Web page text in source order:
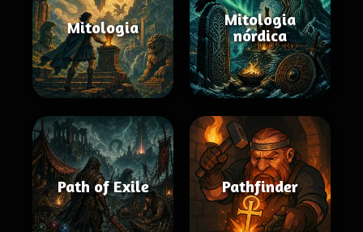
Mitologia
Mitologia
nórdica
Path of Exile Pathfinder